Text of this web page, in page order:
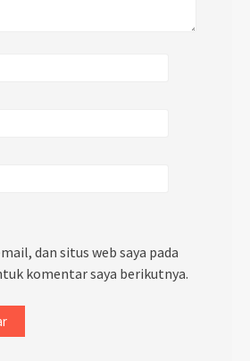
dan situs web saya pada
komentar saya berikutnya.